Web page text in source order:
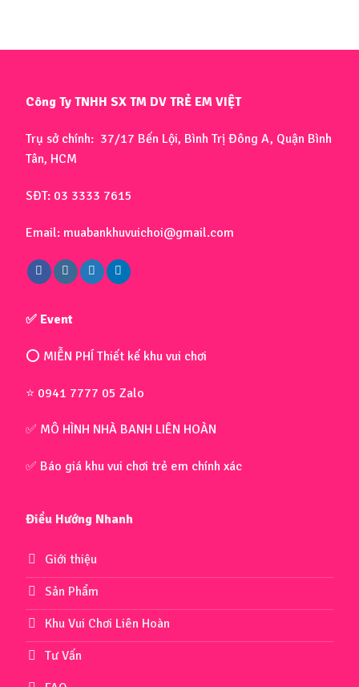
Công Ty TNHH SX TM DV TRẺ EM VIỆT
Trụ sở chính: 37/17 Bến Lội, Bình Trị Đông A, Quận Bình
Tân, HCM
SĐT: 03 3333 7615
Email: muabankhuvuichoi@gmail.com
✅ Event
⭕ MIỄN PHÍ Thiết kế khu vui chơi
⭐ 0941 7777 05 Zalo
✅ MÔ HÌNH NHÀ BANH LIÊN HOÀN
✅ Báo giá khu vui chơi trẻ em chính xác
Điều Hướng Nhanh
Giới thiệu
Sản Phẩm
Khu Vui Chơi Liên Hoàn
Tư Vấn